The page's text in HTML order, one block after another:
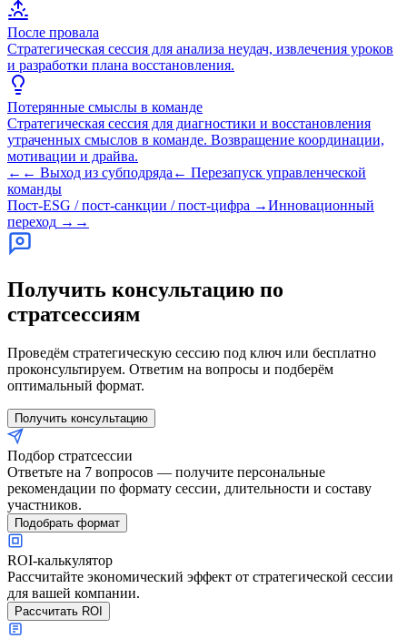
После провала
Стратегическая сессия для анализа неудач, извлечения уроков
и разработки плана восстановления.
Потерянные смыслы в команде
Стратегическая сессия для диагностики и восстановления
утраченных смыслов в команде. Возвращение координации,
мотивации и драйва.
←← Выход из субподряда ← Перезапуск управленческой
команды
Пост-ESG / пост-санкции / пост-цифра →Инновационный
переход →→
Получить консультацию по
стратсессиям
Проведём стратегическую сессию под ключ или бесплатно
проконсультируем. Ответим на вопросы и подберём
оптимальный формат.
Получить консультацию
Подбор стратсессии
Ответьте на 7 вопросов — получите персональные
рекомендации по формату сессии, длительности и составу
участников.
Подобрать формат
ROI-калькулятор
Рассчитайте экономический эффект от стратегической сессии
для вашей компании.
Рассчитать ROI